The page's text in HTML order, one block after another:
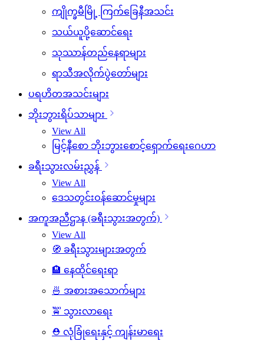
ကျိုက္ခမီမြို့ ကြက်ခြေနီအသင်း
သယ်ယူပို့ဆောင်ရေး
သုဿာန်တည်နေရာများ
ရာသီအလိုက်ပွဲတော်များ
ပရဟိတအသင်းများ
ဘိုးဘွားရိပ်သာများ
View All
မြင့်နီစော ဘိုးဘွားစောင့်ရှောက်ရေးဂေဟာ
ခရီးသွားလမ်းညွှန်
View All
ဒေသတွင်းဝန်ဆောင်မှုများ
အကူအညီဌာန (ခရီးသွားအတွက်)
View All
🧭 ခရီးသွားများအတွက်
🏨 နေထိုင်ရေးရာ
🍜 အစားအသောက်များ
🚖 သွားလာရေး
⛑️ လုံခြုံရေးနှင့် ကျန်းမာရေး